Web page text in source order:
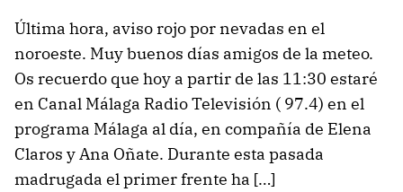
Última hora, aviso rojo por nevadas en el
noroeste. Muy buenos días amigos de la meteo.
Os recuerdo que hoy a partir de las 11:30 estaré
en Canal Málaga Radio Televisión ( 97.4) en el
programa Málaga al día, en compañía de Elena
Claros y Ana Oñate. Durante esta pasada
madrugada el primer frente ha […]